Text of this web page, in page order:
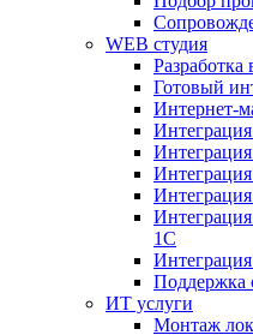
WEB студия
Разработка
Готовый
Интернет-
1С
Поддержка
ИТ услуги
Монтаж